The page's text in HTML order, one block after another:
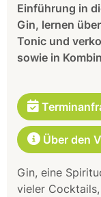
Einführung in
Gin, lernen
Tonic und
sowie in
Über den
Gin, eine
vieler